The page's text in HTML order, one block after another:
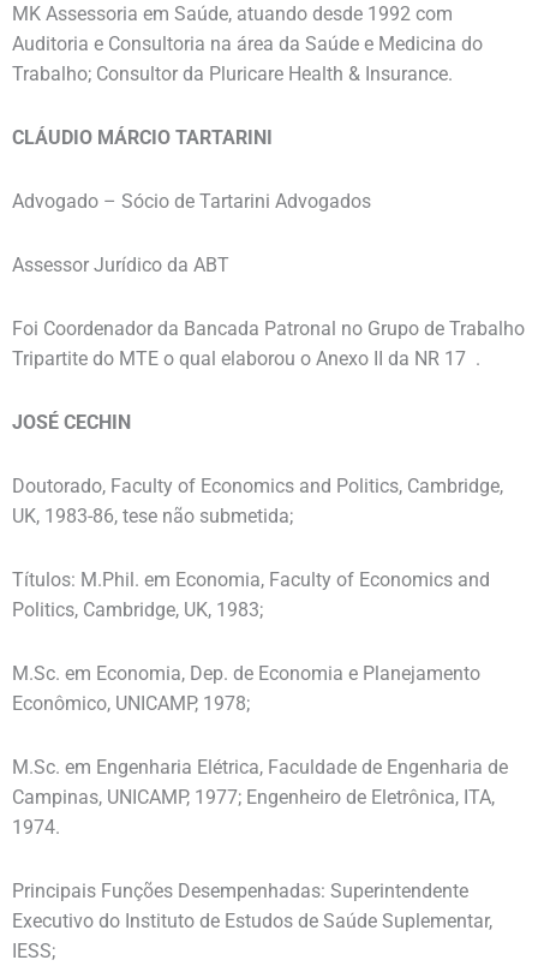
MK Assessoria em Saúde, atuando desde 1992 com
Auditoria e Consultoria na área da Saúde e Medicina do
Trabalho; Consultor da Pluricare Health & Insurance.
CLÁUDIO MÁRCIO TARTARINI
Advogado – Sócio de Tartarini Advogados
Assessor Jurídico da ABT
Foi Coordenador da Bancada Patronal no Grupo de Trabalho
Tripartite do MTE o qual elaborou o Anexo II da NR 17 .
JOSÉ CECHIN
Doutorado, Faculty of Economics and Politics, Cambridge,
UK, 1983-86, tese não submetida;
Títulos: M.Phil. em Economia, Faculty of Economics and
Politics, Cambridge, UK, 1983;
M.Sc. em Economia, Dep. de Economia e Planejamento
Econômico, UNICAMP, 1978;
M.Sc. em Engenharia Elétrica, Faculdade de Engenharia de
Campinas, UNICAMP, 1977; Engenheiro de Eletrônica, ITA,
1974.
Principais Funções Desempenhadas: Superintendente
Executivo do Instituto de Estudos de Saúde Suplementar,
IESS;